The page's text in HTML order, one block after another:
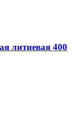
литиевая 400